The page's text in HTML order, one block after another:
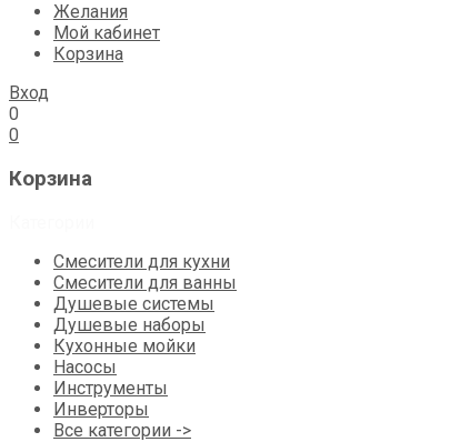
Желания
Мой кабинет
Корзина
Вход
0
0
Корзина
Смесители для кухни
Смесители для ванны
Душевые системы
Душевые наборы
Кухонные мойки
Насосы
Инструменты
Инверторы
Все категории ->